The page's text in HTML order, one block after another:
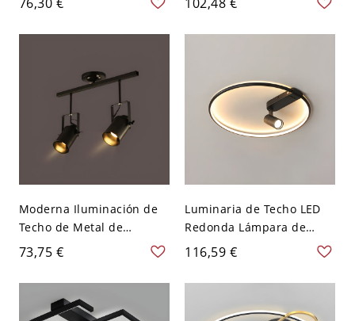
luces, montaje empotrado
para tienda de ropa -
Columnas para Tienda -
Negro 110 A 120 V 100,33
Moderna Iluminación de
Techo de Metal de
Columna Semi Plafón
Giratorio en Negro para
Bar - Negro 110 A 120 V 2
Redondo
73,75 €
Luminaria de Techo LED
Redonda Lámpara de
Techo Modernista de
Metal para Dormitorio -
Negro 110 A 120 V 40,64
116,59 €